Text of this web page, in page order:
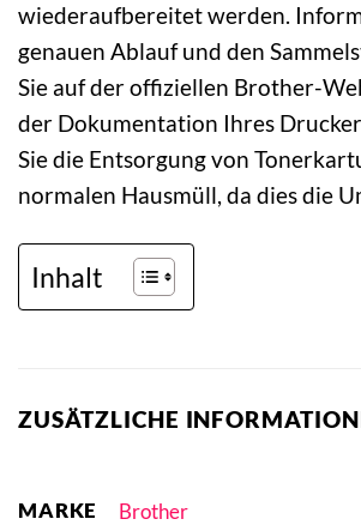
wiederaufbereitet werden.
genauen Ablauf und den
Sie auf der offiziellen Brother-
der Dokumentation Ihres
Sie die Entsorgung von
normalen Hausmüll, da dies die
Inhalt
ZUSÄTZLICHE
MARKE Brother